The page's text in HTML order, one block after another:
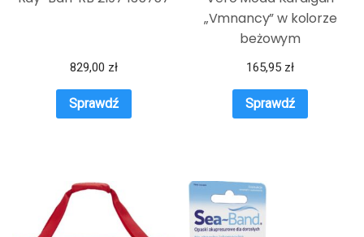
829,00 zł
Sprawdź
„Vmnancy” w kolorze
beżowym
165,95 zł
Sprawdź